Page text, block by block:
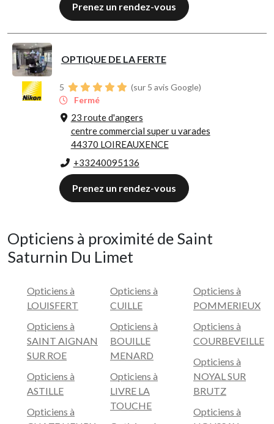
Prenez un rendez-vous
OPTIQUE DE LA FERTE
5
(sur 5 avis Google)
Fermé
23 route d'angers
centre commercial super u varades
44370 LOIREAUXENCE
+33240095136
Prenez un rendez-vous
Opticiens à proximité de Saint
Saturnin Du Limet
Opticiens à
LOUISFERT
Opticiens à
SAINT AIGNAN
SUR ROE
Opticiens à
ASTILLE
Opticiens à
Opticiens à
CUILLE
Opticiens à
BOUILLE
MENARD
Opticiens à
LIVRE LA
TOUCHE
Opticiens à
POMMERIEUX
Opticiens à
COURBEVEILLE
Opticiens à
NOYAL SUR
BRUTZ
Opticiens à